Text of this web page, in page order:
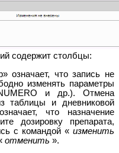
содержит столбцы:
означает, что запись не
изменять параметры
и др.). Отмена
таблицы и дневниковой
что назначение
дозировку препарата,
с командой « изменить
отменить ».